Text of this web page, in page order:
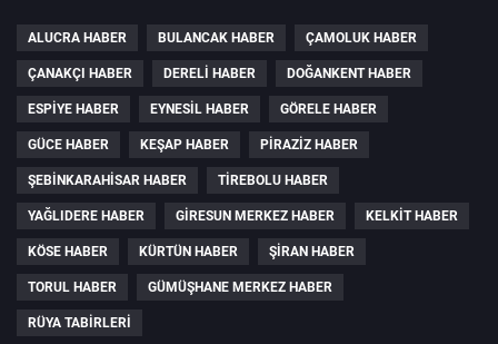
ALUCRA HABER BULANCAK HABER ÇAMOLUK HABER
ÇANAKÇI HABER DERELI HABER DOĞANKENT HABER
ESPIYE HABER EYNESIL HABER GÖRELE HABER
GÜCE HABER KEŞAP HABER PIRAZIZ HABER
ŞEBINKARAHISAR HABER TIREBOLU HABER
YAĞLIDERE HABER GIRESUN MERKEZ HABER KELKIT HABER
KÖSE HABER KÜRTÜN HABER ŞIRAN HABER
TORUL HABER GÜMÜŞHANE MERKEZ HABER
RÜYA TABIRLERI